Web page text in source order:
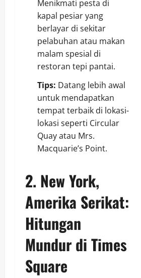
Menikmati pesta di
kapal pesiar yang
berlayar di sekitar
pelabuhan atau makan
malam spesial di
restoran tepi pantai.
Tips: Datang lebih awal
untuk mendapatkan
tempat terbaik di lokasi-
lokasi seperti Circular
Quay atau Mrs.
Macquarie’s Point.
2. New York,
Amerika Serikat:
Hitungan
Mundur di Times
Square